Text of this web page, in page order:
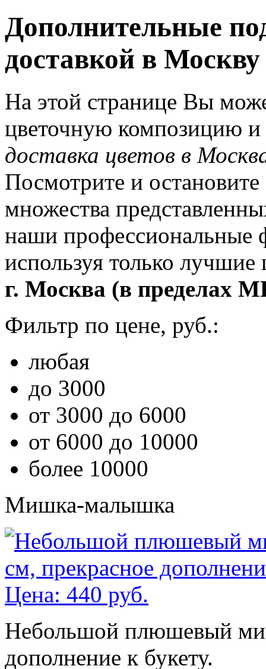
Дополнительные
доставкой в
На этой странице Вы
цветочную композицию и
доставка цветов в
Посмотрите и
множества
наши профессиональные
используя только
г. Москва (в пределах
Фильтр по цене, руб.:
любая
до 3000
от 3000 до 6000
от 6000 до 10000
более 10000
Мишка-малышка
Небольшой плюшевый
дополнение к букету.